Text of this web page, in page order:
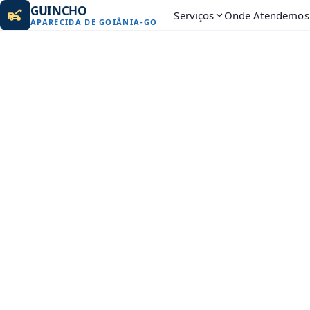
GUINCHO
APARECIDA DE GOIÂNIA-GO Serviços Onde Atendemos